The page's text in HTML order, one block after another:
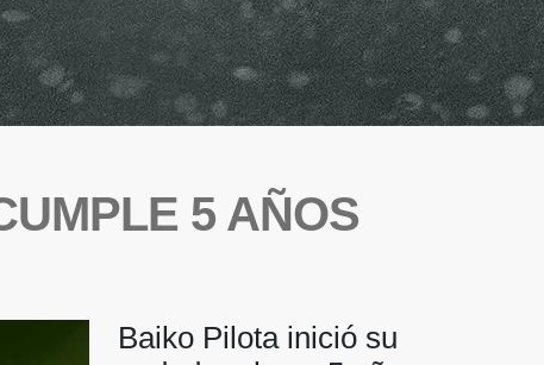
5 AÑOS
Baiko Pilota inició su